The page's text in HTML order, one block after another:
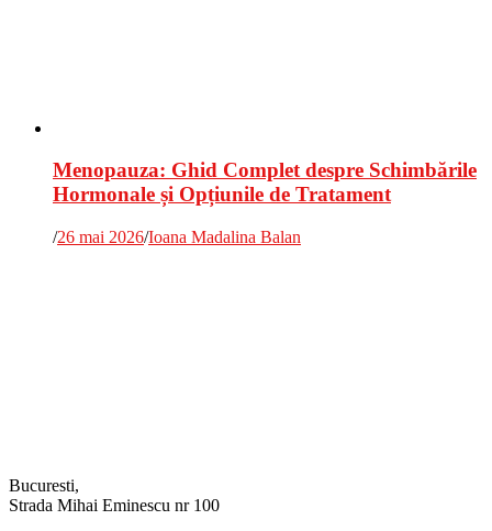
Menopauza: Ghid Complet despre Schimbările
Hormonale și Opțiunile de Tratament
/26 mai 2026/Ioana Madalina Balan
Bucuresti,
Strada Mihai Eminescu nr 100